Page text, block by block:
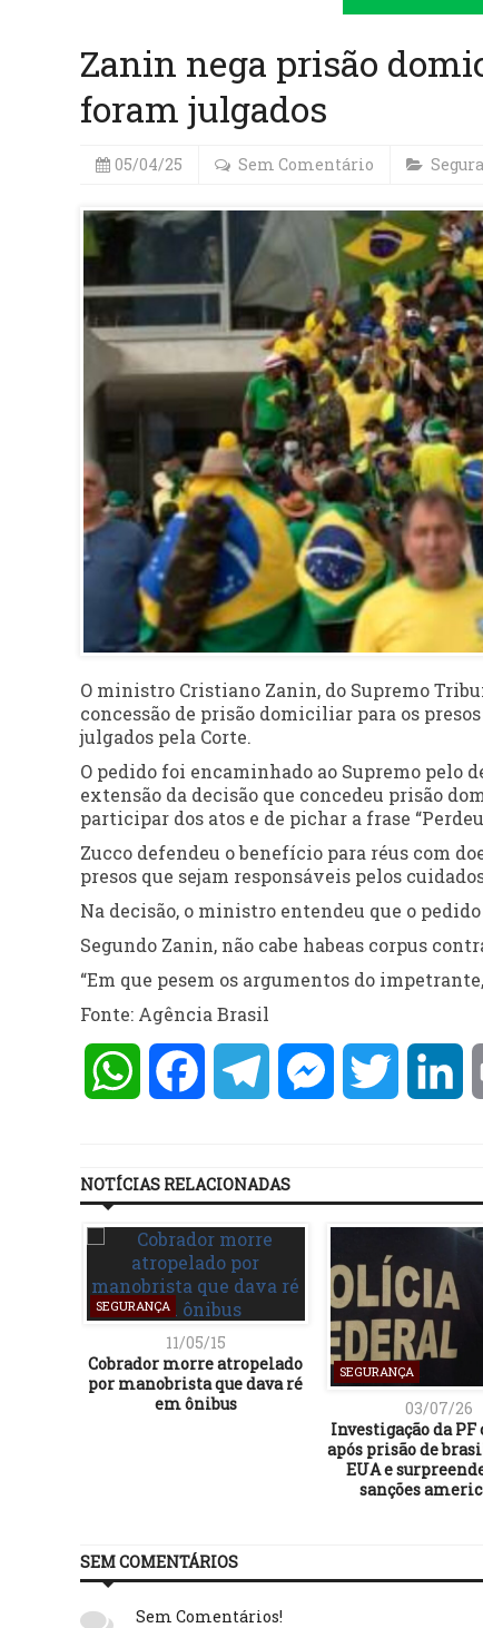
Zanin nega prisão
foram julgados
05/04/25 Sem Comentário
O ministro Cristiano Zanin, do Supremo
concessão de prisão domiciliar para os
julgados pela Corte.
O pedido foi encaminhado ao Supremo pelo
extensão da decisão que concedeu prisão
participar dos atos e de pichar a frase
Zucco defendeu o benefício para réus com
presos que sejam responsáveis pelos
Na decisão, o ministro entendeu que o
Segundo Zanin, não cabe habeas corpus
“Em que pesem os argumentos do
Fonte: Agência Brasil
WhatsAppFacebookTelegramMessengerTwitter
NOTÍCIAS RELACIONADAS
SEGURANÇA
11/05/15
Cobrador morre atropelado
por manobrista que dava ré
em ônibus
SEGURANÇA
03/07/26
Investigação da PF
após prisão de
EUA e
sanções
SEM COMENTÁRIOS
Sem Comentários!